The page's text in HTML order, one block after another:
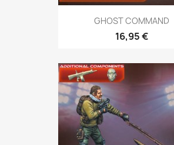
GHOST COMMAND
16,95 €